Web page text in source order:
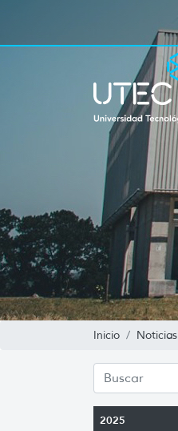
Inicio Noticias
2025